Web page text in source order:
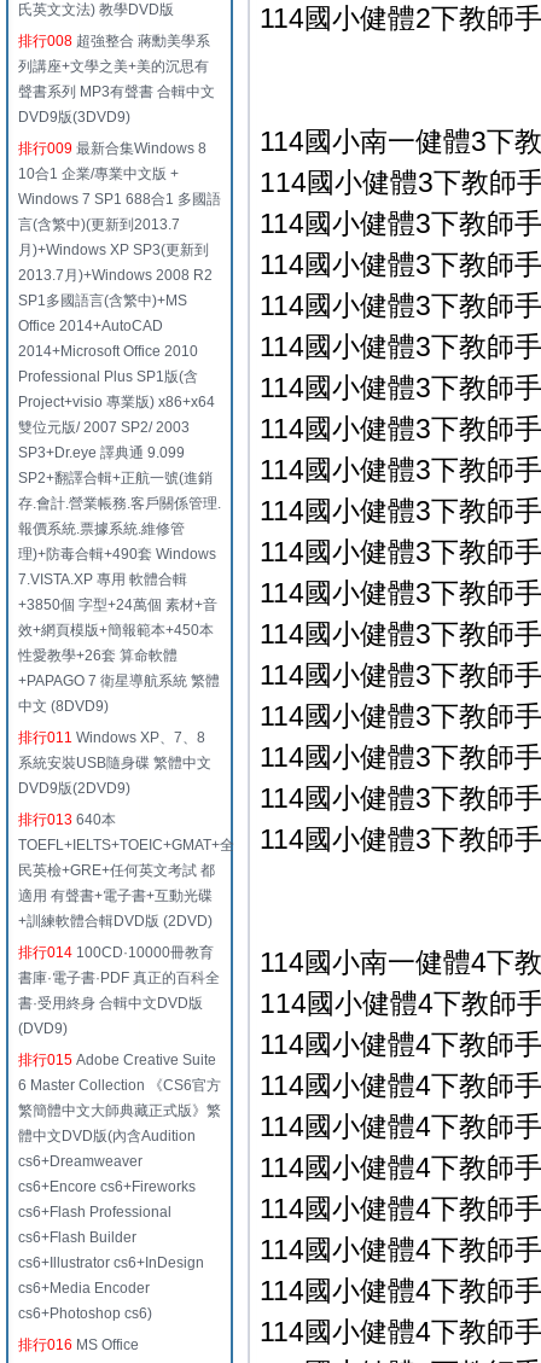
氏英文文法) 教學DVD版
排行008 超強整合 蔣勳美學系
列講座+文學之美+美的沉思有
聲書系列 MP3有聲書 合輯中文
DVD9版(3DVD9)
排行009 最新合集Windows 8
10合1 企業/專業中文版 +
Windows 7 SP1 688合1 多國語
言(含繁中)(更新到2013.7
月)+Windows XP SP3(更新到
2013.7月)+Windows 2008 R2
SP1多國語言(含繁中)+MS
Office 2014+AutoCAD
2014+Microsoft Office 2010
Professional Plus SP1版(含
Project+visio 專業版) x86+x64
雙位元版/ 2007 SP2/ 2003
SP3+Dr.eye 譯典通 9.099
SP2+翻譯合輯+正航一號(進銷
存.會計.營業帳務.客戶關係管理.
報價系統.票據系統.維修管
理)+防毒合輯+490套 Windows
7.VISTA.XP 專用 軟體合輯
+3850個 字型+24萬個 素材+音
效+網頁模版+簡報範本+450本
性愛教學+26套 算命軟體
+PAPAGO 7 衛星導航系統 繁體
中文 (8DVD9)
排行011 Windows XP、7、8
系統安裝USB隨身碟 繁體中文
DVD9版(2DVD9)
排行013 640本
TOEFL+IELTS+TOEIC+GMAT+全
民英檢+GRE+任何英文考試 都
適用 有聲書+電子書+互動光碟
+訓練軟體合輯DVD版 (2DVD)
排行014 100CD·10000冊教育
書庫·電子書·PDF 真正的百科全
書·受用終身 合輯中文DVD版
(DVD9)
排行015 Adobe Creative Suite
6 Master Collection 《CS6官方
繁簡體中文大師典藏正式版》繁
體中文DVD版(內含Audition
cs6+Dreamweaver
cs6+Encore cs6+Fireworks
cs6+Flash Professional
cs6+Flash Builder
cs6+Illustrator cs6+InDesign
cs6+Media Encoder
cs6+Photoshop cs6)
排行016 MS Office
114國小健體2下教師
114國小南一健體3下
114國小健體3下教師
114國小健體3下教師
114國小健體3下教師
114國小健體3下教師
114國小健體3下教師
114國小健體3下教師
114國小健體3下教師
114國小健體3下教師
114國小健體3下教師
114國小健體3下教師
114國小健體3下教師
114國小健體3下教師
114國小健體3下教師
114國小健體3下教師
114國小健體3下教師
114國小健體3下教師
114國小健體3下教師
114國小南一健體4下
114國小健體4下教師
114國小健體4下教師
114國小健體4下教師
114國小健體4下教師
114國小健體4下教師
114國小健體4下教師
114國小健體4下教師
114國小健體4下教師
114國小健體4下教師